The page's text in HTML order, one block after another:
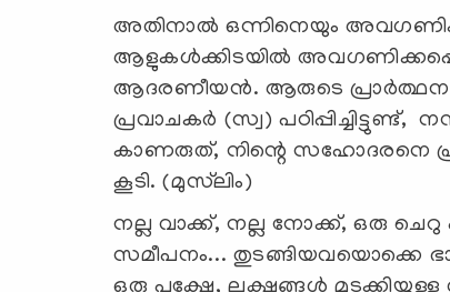
അതിനാൽ ഒന്നിനെയും
ആളുകൾക്കിടയിൽ
ആദരണീയൻ. ആരുടെ
പ്രവാചകർ (സ്വ) പഠിപ്പിച്ചിട്ടുണ്ട്,
കാണരുത്, നിന്റെ സഹോദരനെ
കൂടി. (മുസ്‌ലിം)
നല്ല വാക്ക്, നല്ല നോക്ക്, ഒരു
സമീപനം... തുടങ്ങിയവയൊക്കെ